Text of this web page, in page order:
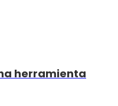
herramienta